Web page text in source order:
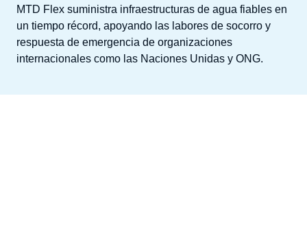
MTD Flex suministra infraestructuras de agua fiables en
un tiempo récord, apoyando las labores de socorro y
respuesta de emergencia de organizaciones
internacionales como las Naciones Unidas y ONG.